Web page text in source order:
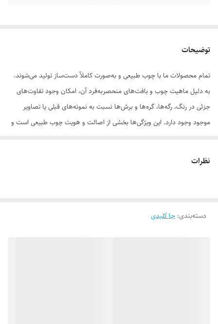
توضیحات
تمام محصولات ما با چوب طبیعی و به‌صورت کاملاً دست‌ساز تولید می‌شوند.
به دلیل ماهیت چوب و بافت‌های منحصر‌به‌فرد آن، امکان وجود تفاوت‌های
جزئی در رنگ، رگه‌ها، گره‌ها و برش‌ها نسبت به نمونه‌های قبلی یا تصاویر
موجود وجود دارد. این ویژگی‌ها بخشی از اصالت و هویت چوب طبیعی است و
سفارش به‌منزله‌ی پذیرش این موارد و آگاهی از ویژگی‌های طبیعی چوب هست
نظرات
دسته‌بندی: جا کلیدی